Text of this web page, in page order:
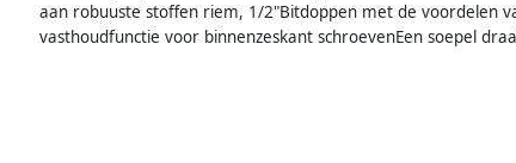
aan robuuste stoffen riem, 1/2"Bitdoppen met de voordelen
vasthoudfunctie voor binnenzeskant schroevenEen soepel